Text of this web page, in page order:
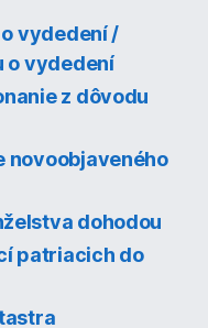
vydedení /
o vydedení
z dôvodu
novoobjaveného
dohodou
patriacich do